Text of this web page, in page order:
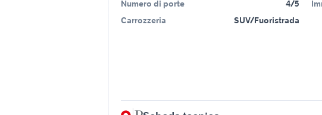
Numero di porte
4/5
Carrozzeria
SUV/Fuoristrada